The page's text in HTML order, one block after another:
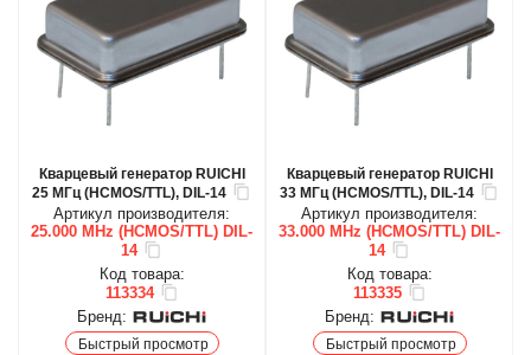
Кварцевый генератор RUICHI
25 МГц (HCMOS/TTL), DIL-14
Артикул производителя:
25.000 MHz (HCMOS/TTL) DIL-
14
Код товара:
113334
Бренд:
Быстрый просмотр
Кварцевый генератор RUICHI
33 МГц (HCMOS/TTL), DIL-14
Артикул производителя:
33.000 MHz (HCMOS/TTL) DIL-
14
Код товара:
113335
Бренд:
Быстрый просмотр